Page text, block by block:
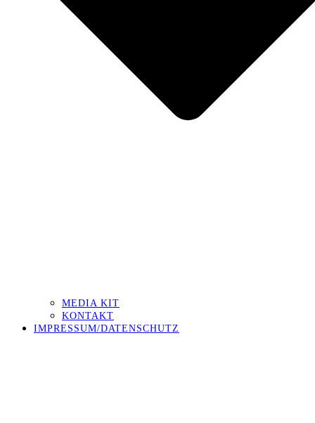
MEDIA KIT
KONTAKT
IMPRESSUM/DATENSCHUTZ